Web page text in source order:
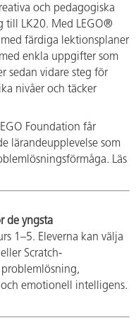
och pedagogiska
till LK20. Med LEGO®
färdiga lektionsplaner
enkla uppgifter som
sedan vidare steg för
nivåer och täcker
Foundation får
lärandeupplevelse som
Läs
de yngsta
1–5. Eleverna kan välja
Scratch-
emotionell intelligens.